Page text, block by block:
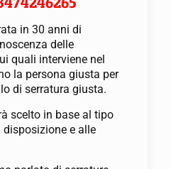
in 30 anni di
delle
quali interviene nel
la persona giusta per
di serratura giusta.
scelto in base al tipo
e alle